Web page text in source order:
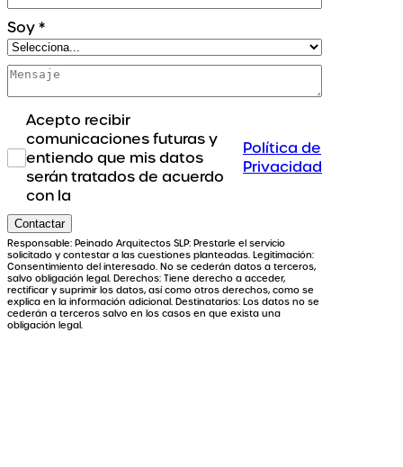
Soy*
Acepto recibir
comunicaciones futuras y
entiendo que mis datos
serán tratados de acuerdo
con la
Política de
Privacidad
Contactar
Responsable: Peinado Arquitectos SLP: Prestarle el servicio
solicitado y contestar a las cuestiones planteadas. Legitimación:
Consentimiento del interesado. No se cederán datos a terceros,
salvo obligación legal. Derechos: Tiene derecho a acceder,
rectificar y suprimir los datos, así como otros derechos, como se
explica en la información adicional. Destinatarios: Los datos no se
cederán a terceros salvo en los casos en que exista una
obligación legal.